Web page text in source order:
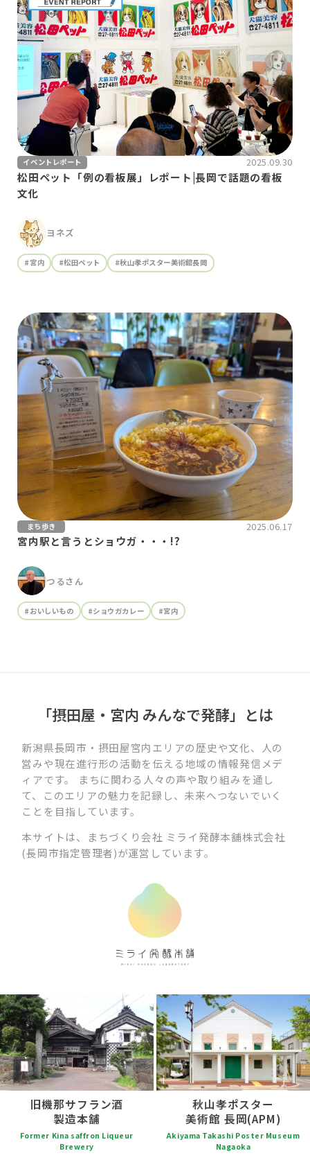
松田ペット「例の看板展」レポート|長岡で話題の看板
文化
ヨネズ
イベントレポート 2025.09.30
#宮内 #松田ペット #秋山孝ポスター美術館長岡
宮内駅と言うとショウガ・・・!?
つるさん
まち歩き 2025.06.17
#おいしいもの #ショウガカレー #宮内
「摂田屋・宮内 みんなで発酵」とは
新潟県長岡市・摂田屋宮内エリアの歴史や文化、人の
営みや現在進行形の活動を伝える地域の情報発信メデ
ィアです。 まちに関わる人々の声や取り組みを通し
て、このエリアの魅力を記録し、未来へつないでいく
ことを目指しています。
本サイトは、まちづくり会社 ミライ発酵本舗株式会社
(長岡市指定管理者)が運営しています。
旧機那サフラン酒
製造本舗
Former Kina saffron Liqueur
Brewery
秋山孝ポスター
美術館 長岡(APM)
Akiyama Takashi Poster Museum
Nagaoka